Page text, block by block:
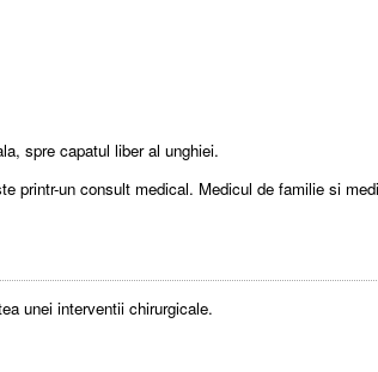
spre capatul liber al unghiei.
printr-un consult medical. Medicul de familie si
unei interventii chirurgicale.